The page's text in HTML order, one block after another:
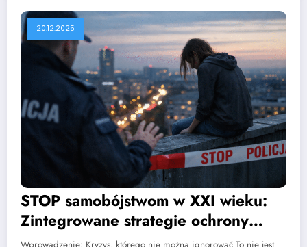
20.12.2025
STOP samobójstwom w XXI wieku:
Zintegrowane strategie ochrony
zdrowia psychicznego w świetle